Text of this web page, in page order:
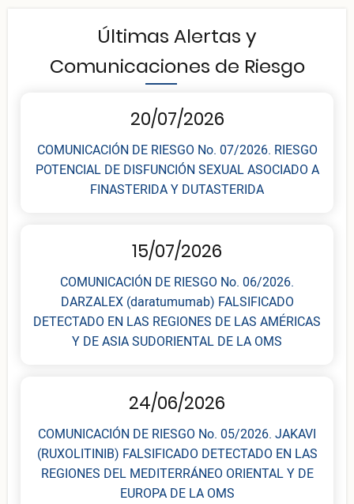
Últimas Alertas y
Comunicaciones de Riesgo
20/07/2026
COMUNICACIÓN DE RIESGO No. 07/2026. RIESGO
POTENCIAL DE DISFUNCIÓN SEXUAL ASOCIADO A
FINASTERIDA Y DUTASTERIDA
15/07/2026
COMUNICACIÓN DE RIESGO No. 06/2026.
DARZALEX (daratumumab) FALSIFICADO
DETECTADO EN LAS REGIONES DE LAS AMÉRICAS
Y DE ASIA SUDORIENTAL DE LA OMS
24/06/2026
COMUNICACIÓN DE RIESGO No. 05/2026. JAKAVI
(RUXOLITINIB) FALSIFICADO DETECTADO EN LAS
REGIONES DEL MEDITERRÁNEO ORIENTAL Y DE
EUROPA DE LA OMS